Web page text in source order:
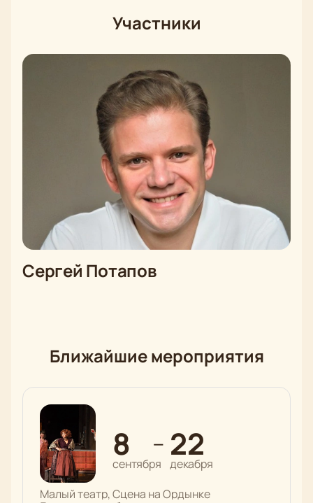
Участники
Сергей Потапов
Ближайшие мероприятия
8
сентября
— 22
декабря
Малый театр, Сцена на Ордынке